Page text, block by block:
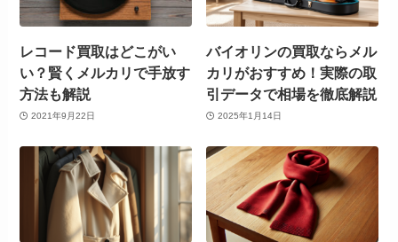
レコード買取はどこがい
い？賢くメルカリで手放す
方法も解説
2021年9月22日
バイオリンの買取ならメル
カリがおすすめ！実際の取
引データで相場を徹底解説
2025年1月14日